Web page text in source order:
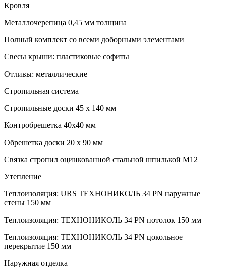
Кровля
Металлочерепица 0,45 мм толщина
Полный комплект со всеми доборными элементами
Свесы крыши: пластиковые софиты
Отливы: металлические
Стропильная система
Стропильные доски 45 х 140 мм
Контробрешетка 40х40 мм
Обрешетка доски 20 х 90 мм
Связка стропил оцинкованной стальной шпилькой М12
Утепление
Теплоизоляция: URS ТЕХНОНИКОЛЬ 34 PN наружные
стены 150 мм
Теплоизоляция: ТЕХНОНИКОЛЬ 34 PN потолок 150 мм
Теплоизоляция: ТЕХНОНИКОЛЬ 34 PN цокольное
перекрытие 150 мм
Наружная отделка